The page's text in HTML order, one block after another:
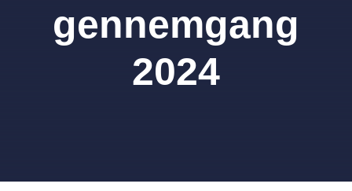
gennemgang
2024